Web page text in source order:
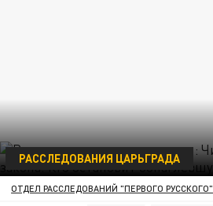
РАССЛЕДОВАНИЯ ЦАРЬГРАДА
ОТДЕЛ РАССЛЕДОВАНИЙ "ПЕРВОГО РУССКОГО"